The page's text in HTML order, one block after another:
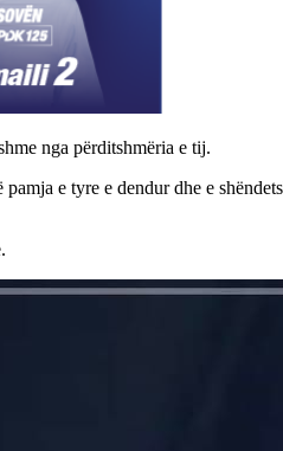
nga përditshmëria e tij.
e tyre e dendur dhe e